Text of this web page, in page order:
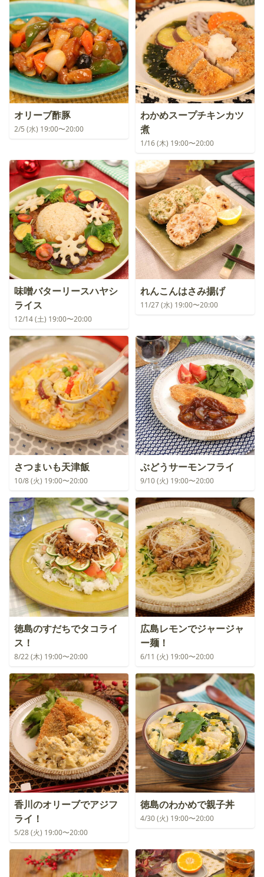
オリーブ酢豚
2/5 (水) 19:00〜20:00
わかめスープチキンカツ
煮
1/16 (木) 19:00〜20:00
味噌バターリースハヤシ
ライス
12/14 (土) 19:00〜20:00
れんこんはさみ揚げ
11/27 (水) 19:00〜20:00
さつまいも天津飯
10/8 (火) 19:00〜20:00
ぶどうサーモンフライ
9/10 (火) 19:00〜20:00
徳島のすだちでタコライ
ス！
8/22 (木) 19:00〜20:00
広島レモンでジャージャ
ー麺！
6/11 (火) 19:00〜20:00
香川のオリーブでアジフ
ライ！
5/28 (火) 19:00〜20:00
徳島のわかめで親子丼
4/30 (火) 19:00〜20:00